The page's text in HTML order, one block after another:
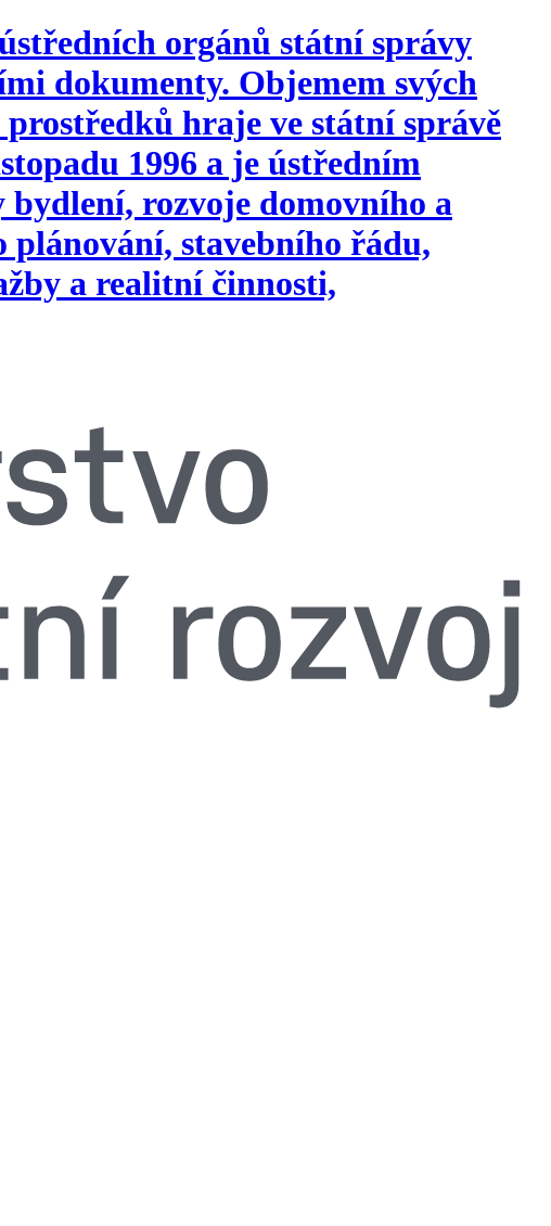
orgánů státní správy
dokumenty. Objemem svých
hraje ve státní správě
1996 a je ústředním
rozvoje domovního a
stavebního řádu,
a realitní činnosti,